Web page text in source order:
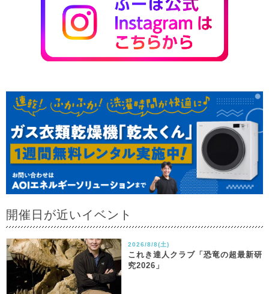
開催日が近いイベント
2026/8/8(土)
これき達人クラブ「恐竜の超最新研
究2026」